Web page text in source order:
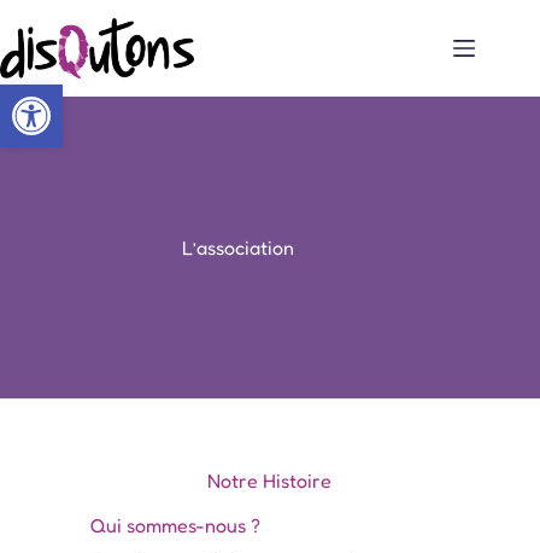
Ouvrir la barre d’outils
L’association
Notre Histoire
Qui sommes-nous ?